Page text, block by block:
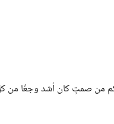
من صمتٍ كان أشد وجعًا من